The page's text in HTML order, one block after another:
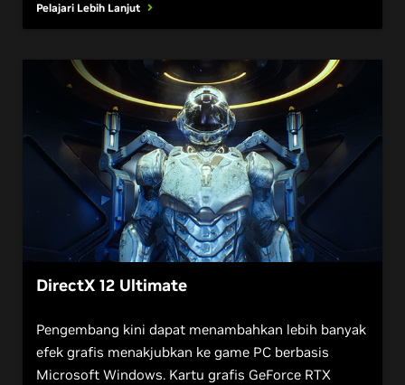
Pelajari Lebih Lanjut
DirectX 12 Ultimate
Pengembang kini dapat menambahkan lebih banyak
efek grafis menakjubkan ke game PC berbasis
Microsoft Windows. Kartu grafis GeForce RTX